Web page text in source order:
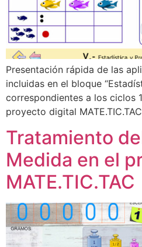
Presentación rápida de las
incluidas en el bloque
correspondientes a los ciclos
proyecto digital
Tratamiento
Medida en el
MATE.TIC.TAC